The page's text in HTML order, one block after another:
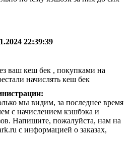
22:39:39
ваш кеш бек , покупками на
начислять кеш бек
мы видим, за последнее время
с начислением кэшбэка и
Напишите, пожалуйста, нам на
с информацией о заказах,